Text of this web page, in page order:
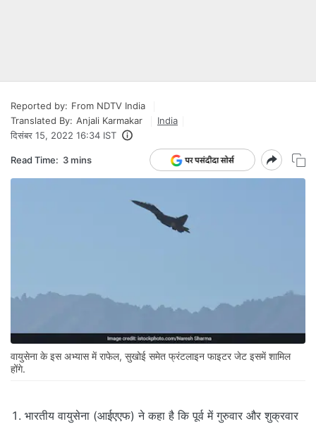
Reported by: From NDTV India
Translated By: Anjali Karmakar
India
दिसंबर 15, 2022 16:34 IST
Read Time: 3 mins
वायुसेना के इस अभ्यास में राफेल, सुखोई समेत फ्रंटलाइन फाइटर जेट इसमें शामिल
होंगे.
भारतीय वायुसेना (आईएएफ) ने कहा है कि पूर्व में गुरुवार और शुक्रवार